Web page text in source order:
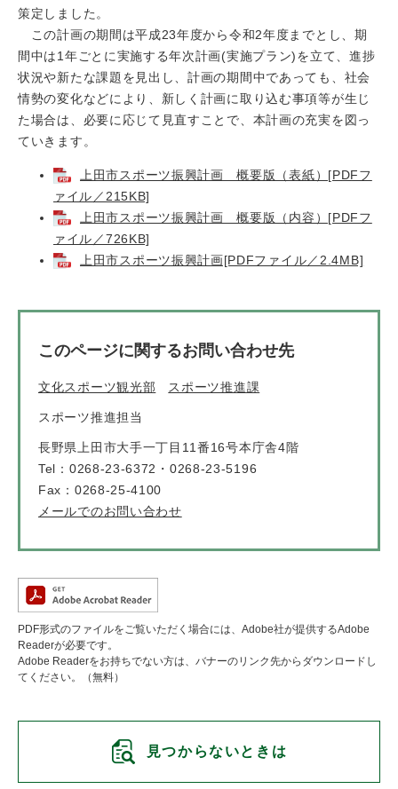
策定しました。
この計画の期間は平成23年度から令和2年度までとし、期
間中は1年ごとに実施する年次計画(実施プラン)を立て、進捗
状況や新たな課題を見出し、計画の期間中であっても、社会
情勢の変化などにより、新しく計画に取り込む事項等が生じ
た場合は、必要に応じて見直すことで、本計画の充実を図っ
ていきます。
上田市スポーツ振興計画 概要版（表紙）[PDFフ
ァイル／215KB]
上田市スポーツ振興計画 概要版（内容）[PDFフ
ァイル／726KB]
上田市スポーツ振興計画[PDFファイル／2.4MB]
このページに関するお問い合わせ先
文化スポーツ観光部 スポーツ推進課
スポーツ推進担当
長野県上田市大手一丁目11番16号本庁舎4階
Tel：0268-23-6372・0268-23-5196
Fax：0268-25-4100
メールでのお問い合わせ
PDF形式のファイルをご覧いただく場合には、Adobe社が提供するAdobe
Readerが必要です。
Adobe Readerをお持ちでない方は、バナーのリンク先からダウンロードし
てください。（無料）
見つからないときは